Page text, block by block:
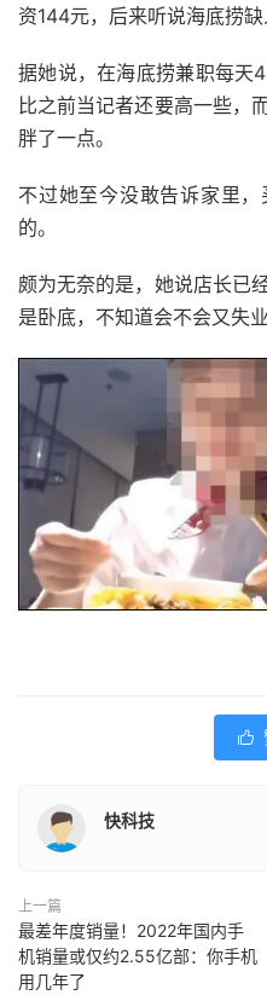
资144元，后来听说海底捞缺
据她说，在海底捞兼职每天
比之前当记者还要高一些，
胖了一点。
不过她至今没敢告诉家里
的。
颇为无奈的是，她说店长已
是卧底，不知道会不会又失业

快科技
上一篇
最差年度销量！2022年国内手
机销量或仅约2.55亿部：你手机
用几年了